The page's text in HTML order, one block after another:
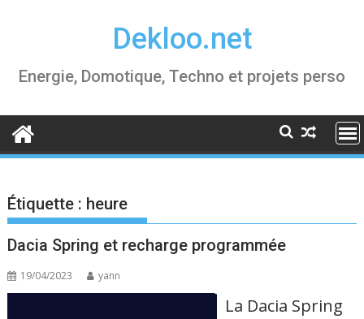
Dekloo.net
Energie, Domotique, Techno et projets perso
Étiquette : heure
Dacia Spring et recharge programmée
19/04/2023 yann
La Dacia Spring